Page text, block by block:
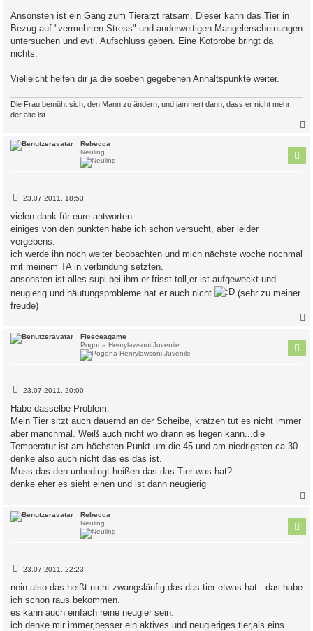
Ansonsten ist ein Gang zum Tierarzt ratsam. Dieser kann das Tier in
Bezug auf "vermehrten Stress" und anderweitigen Mangelerscheinungen
untersuchen und evtl. Aufschluss geben. Eine Kotprobe bringt da
nichts.
Vielleicht helfen dir ja die soeben gegebenen Anhaltspunkte weiter.
Die Frau bemüht sich, den Mann zu ändern, und jammert dann, dass er nicht mehr
der alte ist.
Rebecca
Neuling
B
t
r
g
23.07.2011, 18:53
vielen dank für eure antworten...
einiges von den punkten habe ich schon versucht, aber leider
vergebens.
ich werde ihn noch weiter beobachten und mich nächste woche nochmal
mit meinem TA in verbindung setzten.
ansonsten ist alles supi bei ihm.er frisst toll,er ist aufgeweckt und
neugierig und häutungsprobleme hat er auch nicht
(sehr zu meiner
freude)
Fleeceagame
Pogona Henrylawsoni Juvenile
B
i
t
r
a
g
23.07.2011, 20:00
Habe dasselbe Problem.
Mein Tier sitzt auch dauernd an der Scheibe, kratzen tut es nicht immer
aber manchmal. Weiß auch nicht wo drann es liegen kann...die
Temperatur ist am höchsten Punkt um die 45 und am niedrigsten ca 30
denke also auch nicht das es das ist.
Muss das den unbedingt heißen das das Tier was hat?
denke eher es sieht einen und ist dann neugierig
Rebecca
Neuling
B
i
t
r
a
g
23.07.2011, 22:23
nein also das heißt nicht zwangsläufig das das tier etwas hat...das habe
ich schon raus bekommen.
es kann auch einfach reine neugier sein.
ich denke mir immer,besser ein aktives und neugieriges tier,als eins